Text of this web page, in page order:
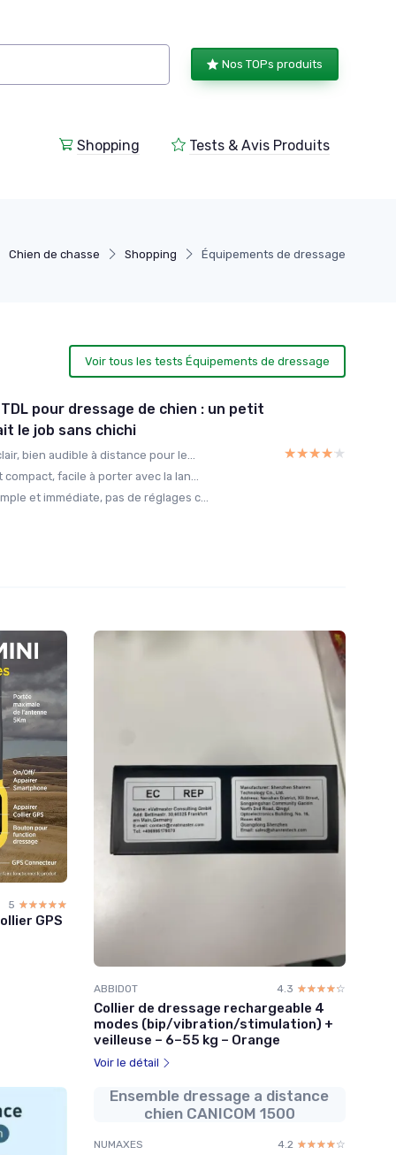
Nos TOPs produits
Shopping Tests & Avis Produits
Chien de chasse Shopping Équipements de dressage
Voir tous les tests Équipements de dressage
pour dressage de chien : un petit
le job sans chichi
bien audible à distance pour le...
compact, facile à porter avec la lan...
et immédiate, pas de réglages c...
★★★★★
★★★★★
5 ☆☆☆☆☆
★★★★★
GPS
ABBIDOT 4.3 ☆☆☆☆☆
★★★★★
Collier de dressage rechargeable 4
modes (bip/vibration/stimulation) +
veilleuse – 6–55 kg – Orange
Voir le détail
Ensemble dressage a distance
chien CANICOM 1500
NUMAXES 4.2 ☆☆☆☆☆
★★★★★